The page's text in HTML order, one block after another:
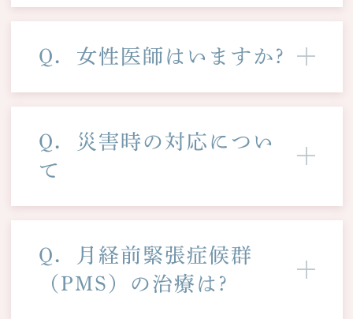
Q．女性医師はいますか?
Q．災害時の対応につい
て
Q．月経前緊張症候群
（PMS）の治療は?